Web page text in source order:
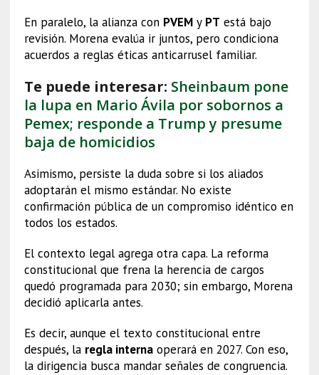
En paralelo, la alianza con PVEMy PT está bajo
revisión. Morena evalúa ir juntos, pero condiciona
acuerdos a reglas éticas anticarrusel familiar.
Te puede interesar: Sheinbaum pone
la lupa en Mario Ávila por sobornos a
Pemex; responde a Trump y presume
baja de homicidios
Asimismo, persiste la duda sobre si los aliados
adoptarán el mismo estándar. No existe
confirmación pública de un compromiso idéntico en
todos los estados.
El contexto legal agrega otra capa. La reforma
constitucional que frena la herencia de cargos
quedó programada para 2030; sin embargo, Morena
decidió aplicarla antes.
Es decir, aunque el texto constitucional entre
después, la regla internaoperará en 2027. Con eso,
la dirigencia busca mandar señales de congruencia.